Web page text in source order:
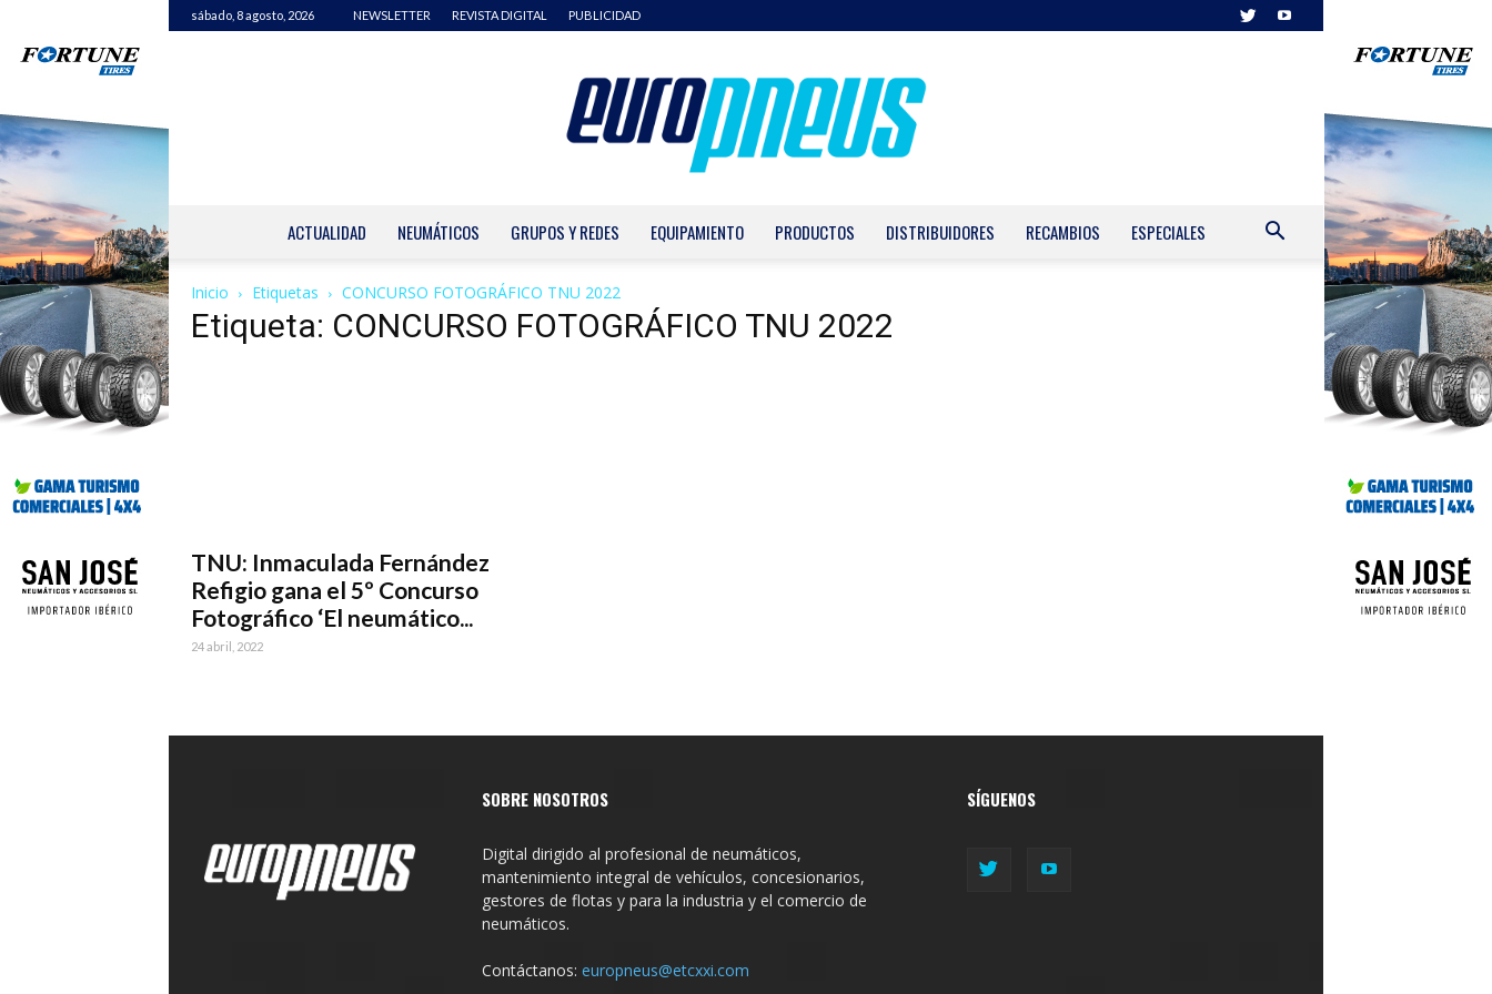
sábado, 8 agosto, 2026 NEWSLETTER REVISTA DIGITAL PUBLICIDAD
ACTUALIDAD NEUMÁTICOS GRUPOS Y REDES EQUIPAMIENTO PRODUCTOS DISTRIBUIDORES RECAMBIOS ESPECIALES
Inicio Etiquetas CONCURSO FOTOGRÁFICO TNU 2022
Etiqueta: CONCURSO FOTOGRÁFICO TNU 2022
TNU: Inmaculada Fernández
Refigio gana el 5º Concurso
Fotográfico ‘El neumático...
24 abril, 2022
SOBRE NOSOTROS
Digital dirigido al profesional de neumáticos,
mantenimiento integral de vehículos, concesionarios,
gestores de flotas y para la industria y el comercio de
neumáticos.
Contáctanos: europneus@etcxxi.com
SÍGUENOS